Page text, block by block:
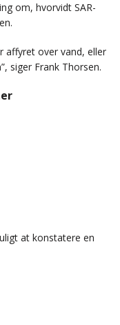
om, hvorvidt SAR-
affyret over vand, eller
siger Frank Thorsen.
at konstatere en